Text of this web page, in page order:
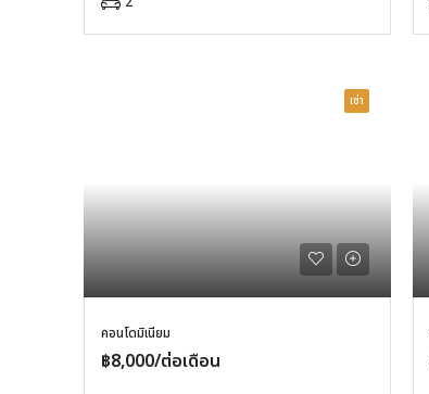
เช่า
คอนโดมิเนียม
฿8,000/ต่อเดือน